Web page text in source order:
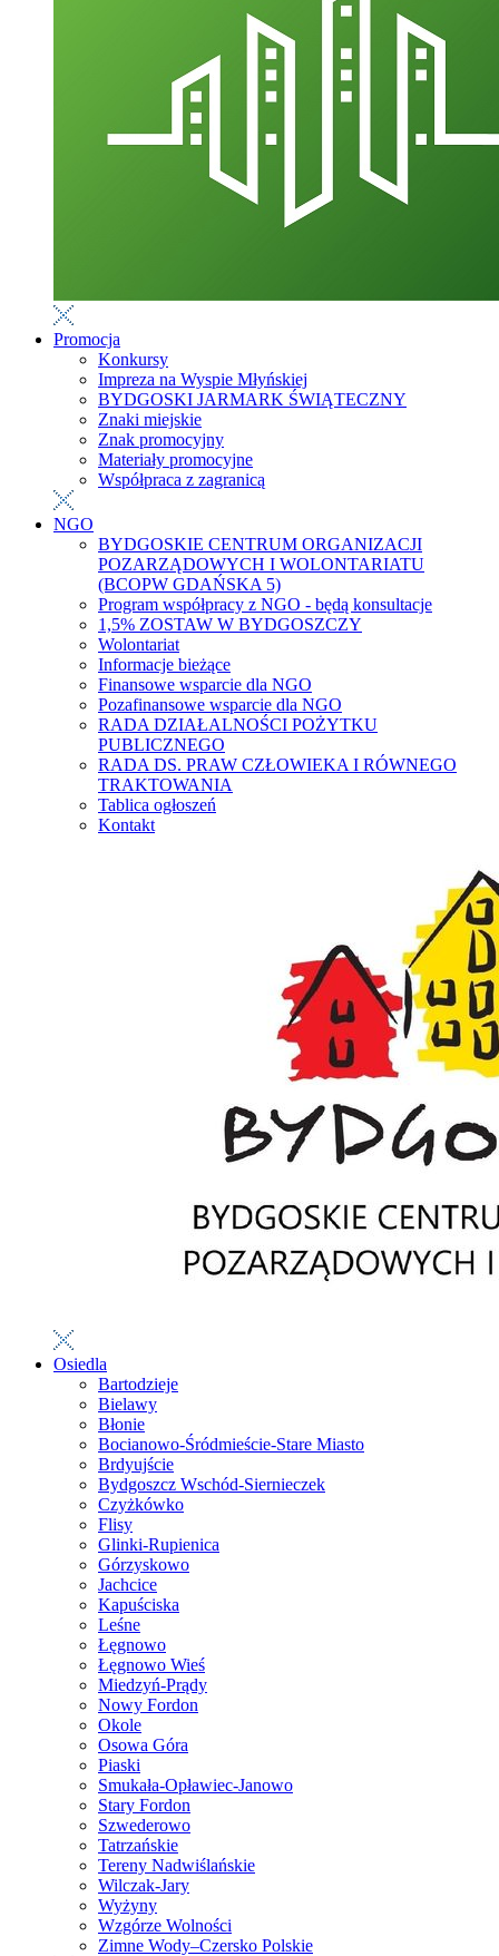
Promocja
Konkursy
Impreza na Wyspie Młyńskiej
BYDGOSKI JARMARK ŚWIĄTECZNY
Znaki miejskie
Znak promocyjny
Materiały promocyjne
Współpraca z zagranicą
NGO
BYDGOSKIE CENTRUM ORGANIZACJI
POZARZĄDOWYCH I WOLONTARIATU
(BCOPW GDAŃSKA 5)
Program współpracy z NGO - będą konsultacje
1,5% ZOSTAW W BYDGOSZCZY
Wolontariat
Informacje bieżące
Finansowe wsparcie dla NGO
Pozafinansowe wsparcie dla NGO
RADA DZIAŁALNOŚCI POŻYTKU
PUBLICZNEGO
RADA DS. PRAW CZŁOWIEKA I RÓWNEGO
TRAKTOWANIA
Tablica ogłoszeń
Kontakt
Osiedla
Bartodzieje
Bielawy
Błonie
Bocianowo-Śródmieście-Stare Miasto
Brdyujście
Bydgoszcz Wschód-Siernieczek
Czyżkówko
Flisy
Glinki-Rupienica
Górzyskowo
Jachcice
Kapuściska
Leśne
Łęgnowo
Łęgnowo Wieś
Miedzyń-Prądy
Nowy Fordon
Okole
Osowa Góra
Piaski
Smukała-Opławiec-Janowo
Stary Fordon
Szwederowo
Tatrzańskie
Tereny Nadwiślańskie
Wilczak-Jary
Wyżyny
Wzgórze Wolności
Zimne Wody–Czersko Polskie